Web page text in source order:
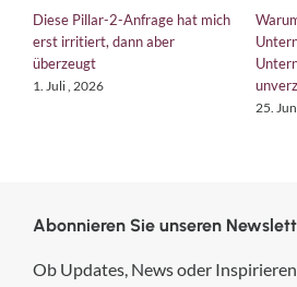
Diese Pillar-2-Anfrage hat mich
erst irritiert, dann aber
überzeugt
1. Juli , 2026
25.
Abonnieren Sie unseren
Ob Updates, News oder